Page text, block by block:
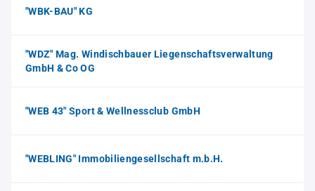
"WBK-BAU" KG
"WDZ" Mag. Windischbauer Liegenschaftsverwaltung
GmbH & Co OG
"WEB 43" Sport & Wellnessclub GmbH
"WEBLING" Immobiliengesellschaft m.b.H.